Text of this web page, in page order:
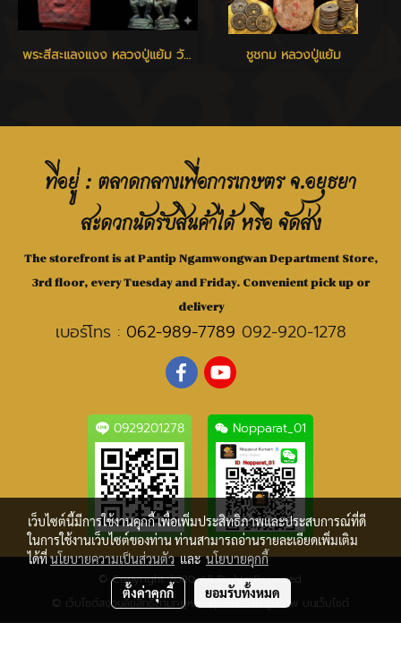
พระสีสะแลงแงง หลวงปู่แย้ม วัดสามง่าม ชูชกม หลวงปู่แย้ม
ที่อยู่ : ตลาดกลางเพื่อการเกษตร จ.อยุธยา
สะดวกนัดรับสินค้าได้ หรือ จัดส่ง
The storefront is at Pantip Ngamwongwan Department Store,
3rd floor, every Tuesday and Friday. Convenient pick up or
delivery
เบอร์โทร : 062-989-7789 092-920-1278
0929201278 Nopparat_01
© Copyright 2020 All Rights Reserved.
© เว็บไซต์สงวนลิขสิทธิ์ตามกฎหมายทุกบทความ-รูปภาพ บนเว็บไซต์
เว็บไซต์นี้มีการใช้งานคุกกี้ เพื่อเพิ่มประสิทธิภาพและประสบการณ์ที่ดี
ในการใช้งานเว็บไซต์ของท่าน ท่านสามารถอ่านรายละเอียดเพิ่มเติม
ได้ที่นโยบายความเป็นส่วนตัวและนโยบายคุกกี้
ตั้งค่าคุกกี้ ยอมรับทั้งหมด